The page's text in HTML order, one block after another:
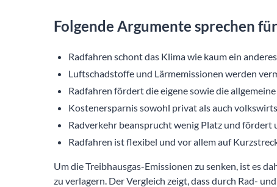
Folgende Argumente sprechen
Radfahren schont das Klima wie kaum ein
Luftschadstoffe und Lärmemissionen werden
Radfahren fördert die eigene sowie die
Kostenersparnis sowohl privat als auch
Radverkehr beansprucht wenig Platz und fördert
Radfahren ist flexibel und vor allem auf
Um die Treibhausgas-Emissionen zu senken, ist es
zu verlagern. Der Vergleich zeigt, dass durch Rad-